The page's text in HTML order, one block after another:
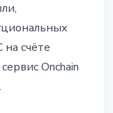
счёте
Onchain